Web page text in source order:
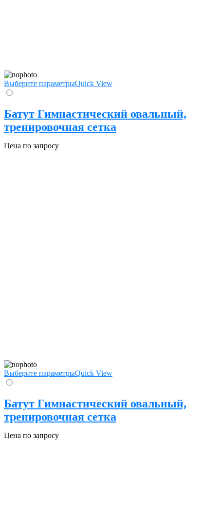
Выберите параметрыQuick View
Батут Гимнастический овальный,
тренировочная сетка
Цена по запросу
Выберите параметрыQuick View
Батут Гимнастический овальный,
тренировочная сетка
Цена по запросу